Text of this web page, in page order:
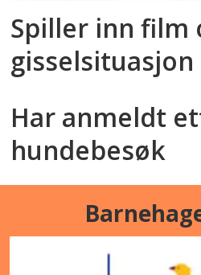
Spiller inn film
gisselsituasjon
Har anmeldt
hundebesøk